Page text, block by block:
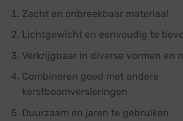
Zacht en onbreekbaar materiaal
Lichtgewicht en eenvoudig te
Verkrijgbaar in diverse vormen en
Combineren goed met andere
kerstboomversieringen
Duurzaam en jaren te gebruiken